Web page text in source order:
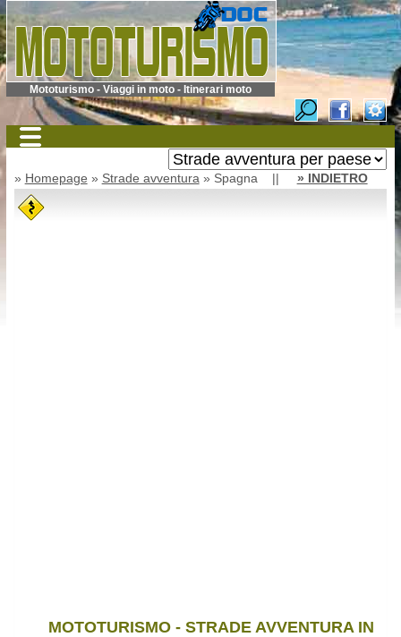
Mototurismo - Viaggi in moto - Itinerari moto
» Homepage » Strade avventura » Spagna || » INDIETRO
MOTOTURISMO - STRADE AVVENTURA IN